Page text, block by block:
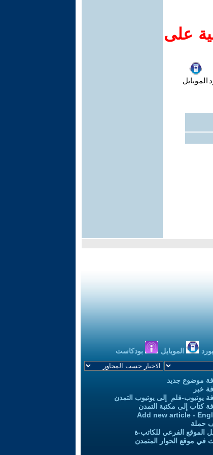
على
الموبايل
الموبايل بودكاست
موضوع جديد
خبر
يوتيوب-فلم إلى يوتيوب التمدن
كتاب إلى مكتبة التمدن
Add new article -
حملة
الموقع الفرعي للكاتب-ة
في موقع الحوار المتمدن